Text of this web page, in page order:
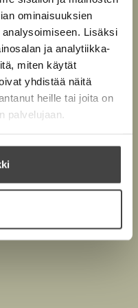
ominaisuuksien
Lisäksi
ja analytiikka-
miten käytät
yhdistää näitä
heille tai joita on
palvelujaan.
asuva kirjailija ja
tarkkanäköisestä
ja myötätunnolla
Pirttimaan
itsenäiset
(2022) sekäKaksi
vastaanoton niin